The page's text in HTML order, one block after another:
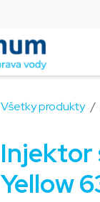
Všetky produkty
Injektor
Yellow